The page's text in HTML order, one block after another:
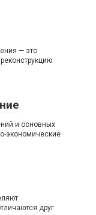
— это
и основных
экономические
друг